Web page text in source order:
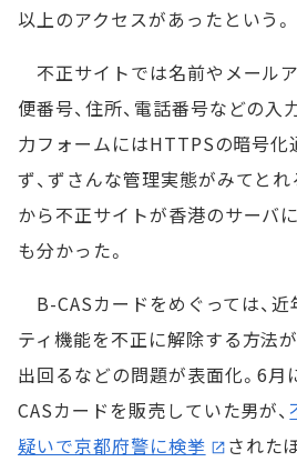
以上のアクセスがあったという。
不正サイトでは名前やメールア
便番号、住所、電話番号などの入
力フォームにはHTTPSの暗号化
ず、ずさんな管理実態がみてと
から不正サイトが香港のサーバ
も分かった。
B-CASカードをめぐっては、
ティ機能を不正に解除する方法
出回るなどの問題が表面化。6
CASカードを販売していた男が、
疑いで京都府警に検挙
された